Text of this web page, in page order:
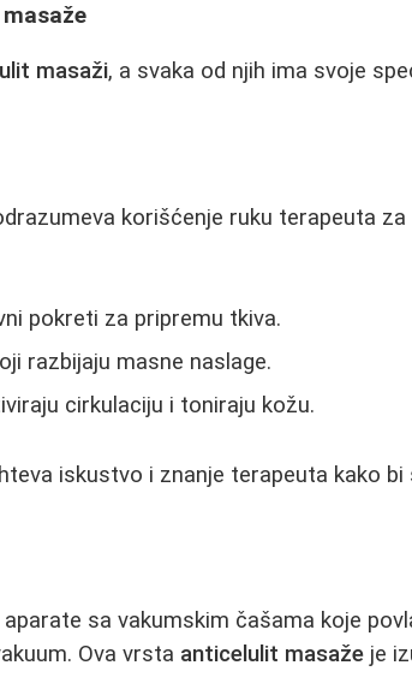
masaži, a svaka od njih ima svoje
korišćenje ruku terapeuta
pokreti za pripremu tkiva.
razbijaju masne naslage.
cirkulaciju i toniraju kožu.
iskustvo i znanje terapeuta kako bi
sa vakumskim čašama koje
Ova vrsta anticelulit masaže je